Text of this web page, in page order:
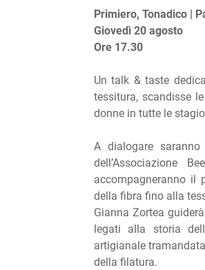
Primiero, Tonadico |
Giovedì 20 agosto
Ore 17.30
Un talk & taste
tessitura, scandisse
donne in tutte le
A dialogare
dell’Associazione
accompagneranno il
della fibra fino alla
Gianna Zortea
legati alla storia
artigianale
della filatura.